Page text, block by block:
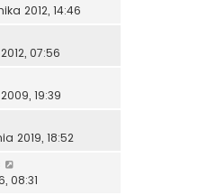
2012, 14:46
07:56
19:39
2019, 18:52
08:31